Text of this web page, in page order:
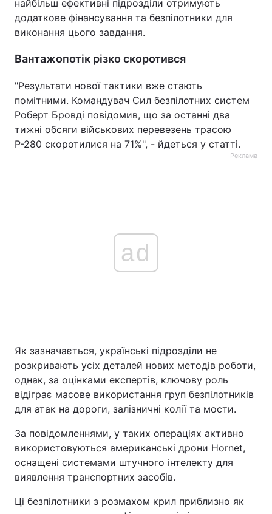
найбільш ефективні підрозділи отримують
додаткове фінансування та безпілотники для
виконання цього завдання.
Вантажопотік різко скоротився
"Результати нової тактики вже стають
помітними. Командувач Сил безпілотних систем
Роберт Бровді повідомив, що за останні два
тижні обсяги військових перевезень трасою
Р-280 скоротилися на 71%", - йдеться у статті.
Реклама
ad
Як зазначається, українські підрозділи не
розкривають усіх деталей нових методів роботи,
однак, за оцінками експертів, ключову роль
відіграє масове використання груп безпілотників
для атак на дороги, залізничні колії та мости.
За повідомленнями, у таких операціях активно
використовуються американські дрони Hornet,
оснащені системами штучного інтелекту для
виявлення транспортних засобів.
Ці безпілотники з розмахом крил приблизно як